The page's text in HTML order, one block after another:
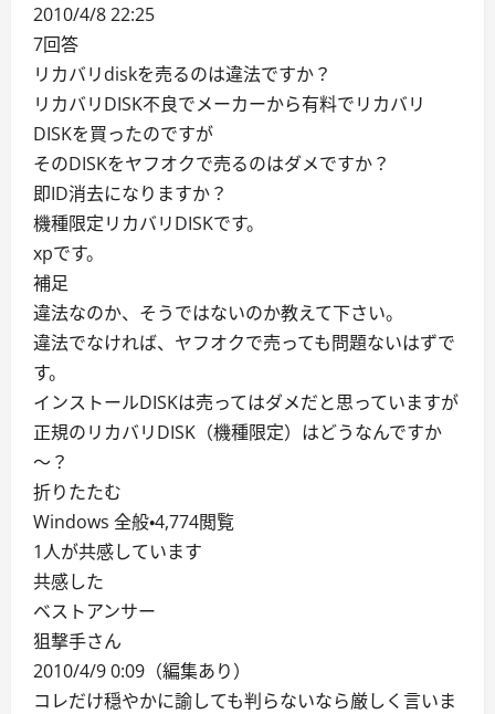
2010/4/8 22:25
7回答
リカバリdiskを売るのは違法ですか？
リカバリDISK不良でメーカーから有料でリカバリ
DISKを買ったのですが
そのDISKをヤフオクで売るのはダメですか？
即ID消去になりますか？
機種限定リカバリDISKです。
xpです。
補足
違法なのか、そうではないのか教えて下さい。
違法でなければ、ヤフオクで売っても問題ないはずで
す。
インストールDISKは売ってはダメだと思っていますが
正規のリカバリDISK（機種限定）はどうなんですか
～？
折りたたむ
Windows 全般・4,774閲覧
1人が共感しています
共感した
ベストアンサー
狙撃手さん
2010/4/9 0:09（編集あり）
コレだけ穏やかに諭しても判らないなら厳しく言いま